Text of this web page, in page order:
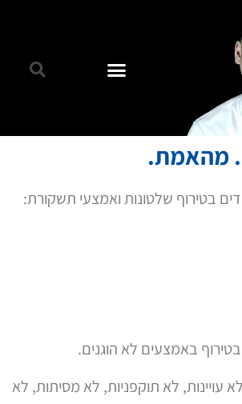
מהאמת.
באמצעים לא הוגנים.
עויינות, לא תוקפניות, לא מסיתות, לא